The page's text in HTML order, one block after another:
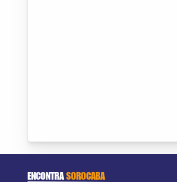
ENCONTRASOROCABA